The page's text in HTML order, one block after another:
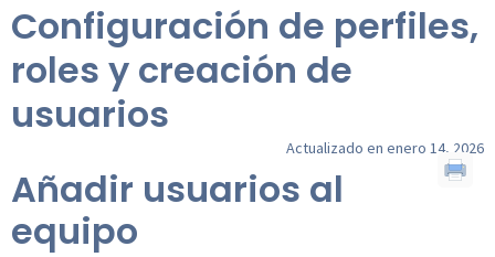
Configuración de perfiles,
roles y creación de
usuarios
Actualizado en enero 14, 2026
Añadir usuarios al
equipo